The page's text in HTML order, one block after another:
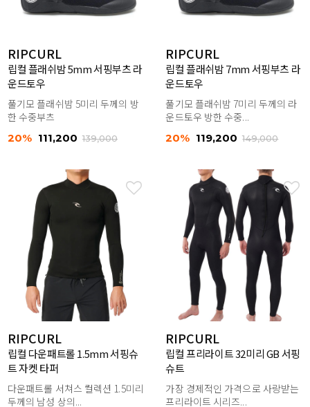
RIPCURL
립컬 플래쉬밤 5mm 서핑부츠 라
운드토우
풀기모 플래쉬밤 5미리 두께의 방
한 수중부츠
20% 111,200 139,000
RIPCURL
립컬 플래쉬밤 7mm 서핑부츠 라
운드토우
풀기모 플래쉬밤 7미리 두께의 라
운드토우 방한 수중...
20% 119,200 149,000
RIPCURL
립컬 다운패트롤 1.5mm 서핑슈
트 자켓 타퍼
다운패트롤 서쳐스 컬렉션 1.5미리
두께의 남성 상의...
RIPCURL
립컬 프리라이트 32미리 GB 서핑
슈트
가장 경제적인 가격으로 사랑받는
프리라이트 시리즈...